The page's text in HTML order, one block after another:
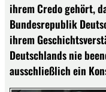
ihrem Credo gehört,
Bundesrepublik
ihrem
Deutschlands nie
ausschließlich ein